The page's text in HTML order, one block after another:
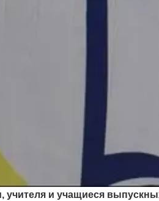
учителя и учащиеся